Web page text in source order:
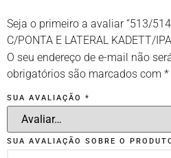
Seja o primeiro a avaliar “513/
C/PONTA E LATERAL KADETT/
O seu endereço de e-mail não
obrigatórios são marcados com *
SUA AVALIAÇÃO *
SUA AVALIAÇÃO SOBRE O